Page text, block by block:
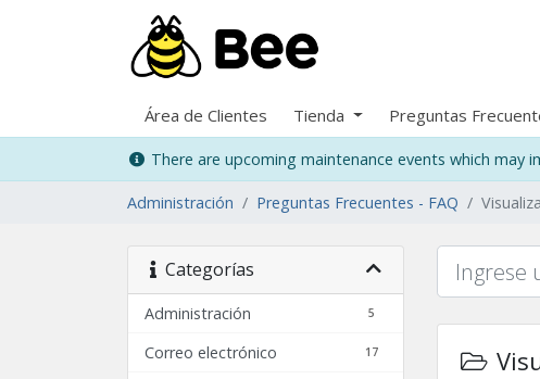
Área de Clientes Tienda Preguntas
There are upcoming maintenance events which may
Administración Preguntas Frecuentes - FAQ
Categorías
5
Administración
17
Correo electrónico